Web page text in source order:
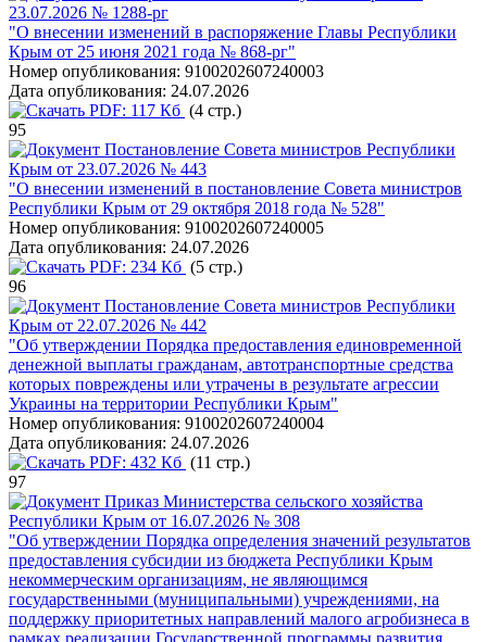
23.07.2026 № 1288-рг
"О внесении изменений в распоряжение Главы Республики
Крым от 25 июня 2021 года № 868-рг"
Номер опубликования: 9100202607240003
Дата опубликования: 24.07.2026
PDF: 117 Кб (4 стр.)
95
Постановление Совета министров Республики
Крым от 23.07.2026 № 443
"О внесении изменений в постановление Совета министров
Республики Крым от 29 октября 2018 года № 528"
Номер опубликования: 9100202607240005
Дата опубликования: 24.07.2026
PDF: 234 Кб (5 стр.)
96
Постановление Совета министров Республики
Крым от 22.07.2026 № 442
"Об утверждении Порядка предоставления единовременной
денежной выплаты гражданам, автотранспортные средства
которых повреждены или утрачены в результате агрессии
Украины на территории Республики Крым"
Номер опубликования: 9100202607240004
Дата опубликования: 24.07.2026
PDF: 432 Кб (11 стр.)
97
Приказ Министерства сельского хозяйства
Республики Крым от 16.07.2026 № 308
"Об утверждении Порядка определения значений результатов
предоставления субсидии из бюджета Республики Крым
некоммерческим организациям, не являющимся
государственными (муниципальными) учреждениями, на
поддержку приоритетных направлений малого агробизнеса в
рамках реализации Государственной программы развития